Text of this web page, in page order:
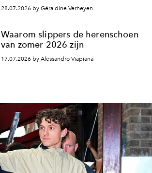
28.07.2026 by Géraldine Verheyen
Waarom slippers de herenschoen
van zomer 2026 zijn
17.07.2026 by Alessandro Viapiana